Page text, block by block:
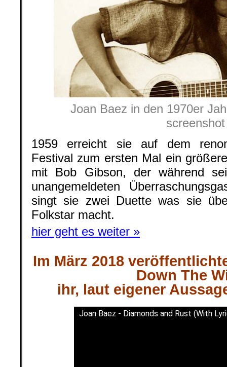
Joan Baez in den 1970er
screenshot
1959 erreicht sie auf dem
Festival zum ersten Mal ein
mit Bob Gibson, der während
unangemeldeten
singt sie zwei Duette was sie
Folkstar macht.
hier geht es weiter »
Im März 2018
Down The
ihr, laut eigener
Joan Baez - Diamonds and Rust (With